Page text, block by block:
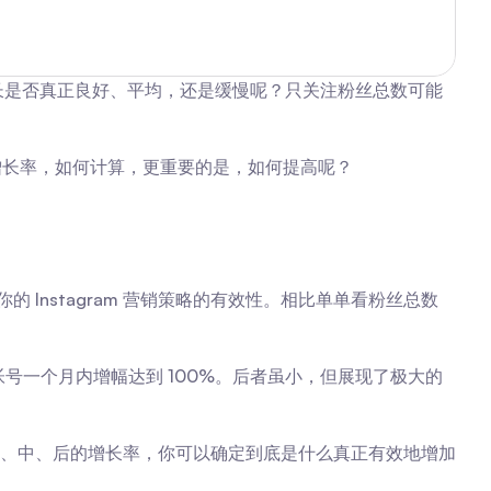
否真正良好、平均，还是缓慢呢？只关注粉丝总数可能
率，如何计算，更重要的是，如何提高呢？
的 Instagram 营销策略的有效性。相比单单看粉丝总数
一个月内增幅达到 100%。后者虽小，但展现了极大的
中、后的增长率，你可以确定到底是什么真正有效地增加